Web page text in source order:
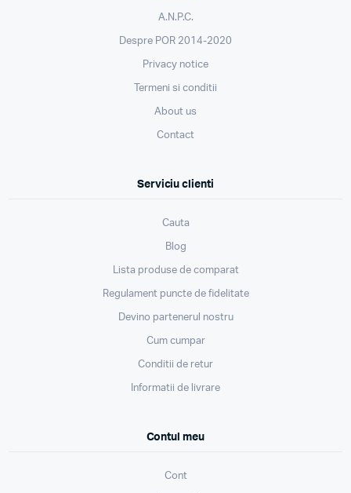
A.N.P.C.
Despre POR 2014-2020
Privacy notice
Termeni si conditii
About us
Contact
Serviciu clienti
Cauta
Blog
Lista produse de comparat
Regulament puncte de fidelitate
Devino partenerul nostru
Cum cumpar
Conditii de retur
Informatii de livrare
Contul meu
Cont